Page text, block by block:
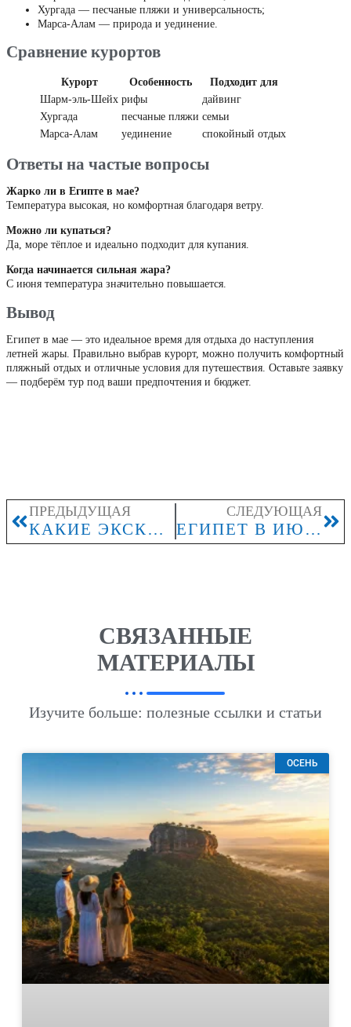
Хургада — песчаные пляжи и универсальность;
Марса-Алам — природа и уединение.
Сравнение курортов
Курорт Особенность
Подходит для
Шарм-эль-Шейх рифы
дайвинг
Хургада
песчаные пляжи семьи
Марса-Алам
уединение спокойный отдых
Ответы на частые вопросы
Жарко ли в Египте в мае?
Температура высокая, но комфортная благодаря ветру.
Можно ли купаться?
Да, море тёплое и идеально подходит для купания.
Когда начинается сильная жара?
С июня температура значительно повышается.
Вывод
Египет в мае — это идеальное время для отдыха до наступления
летней жары. Правильно выбрав курорт, можно получить комфортный
пляжный отдых и отличные условия для путешествия. Оставьте заявку
— подберём тур под ваши предпочтения и бюджет.
ПРЕДЫДУЩАЯ
КАКИЕ ЭКСКУРСИИ СТОИТ ПОСЕТИТЬ В ЕГИПТЕ?
СЛЕДУЮЩАЯ
ЕГИПЕТ В ИЮНЕ 2026: КОГДА ВЫГОДНЕЕ ПОКУПАТЬ ТУР ДО ЛЕТНЕЙ ЖАРЫ
СВЯЗАННЫЕ
МАТЕРИАЛЫ
Изучите больше: полезные ссылки и статьи
ОСЕНЬ